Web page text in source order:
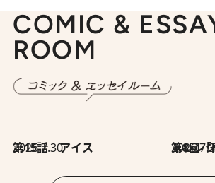
COMIC &
ROOM
2026.7.30
第15話 アイス 第8回「同人誌即売